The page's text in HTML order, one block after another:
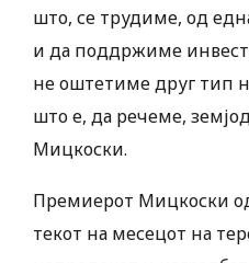
што, се трудиме, од
и да поддржиме
не оштетиме друг тип
што е, да речеме,
Мицкоски.
Премиерот Мицкоски
текот на месецот на